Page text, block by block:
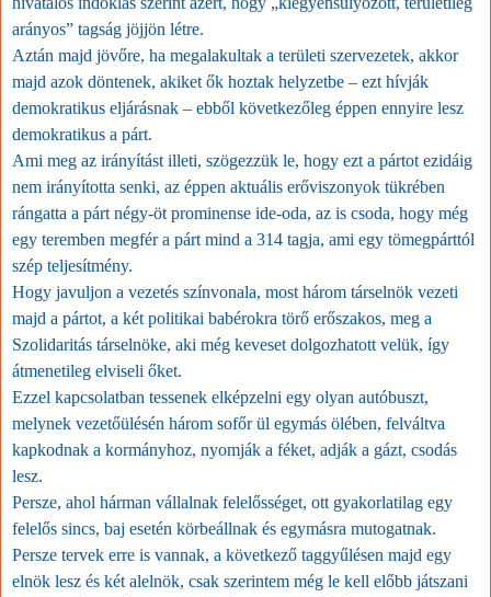
arányos” tagság jöjjön létre.
Aztán majd jövőre, ha megalakultak a területi szervezetek, akkor
majd azok döntenek, akiket ők hoztak helyzetbe – ezt hívják
demokratikus eljárásnak – ebből következőleg éppen ennyire lesz
demokratikus a párt.
Ami meg az irányítást illeti, szögezzük le, hogy ezt a pártot ezidáig
nem irányította senki, az éppen aktuális erőviszonyok tükrében
rángatta a párt négy-öt prominense ide-oda, az is csoda, hogy még
egy teremben megfér a párt mind a 314 tagja, ami egy tömegpárttól
szép teljesítmény.
Hogy javuljon a vezetés színvonala, most három társelnök vezeti
majd a pártot, a két politikai babérokra törő erőszakos, meg a
Szolidaritás társelnöke, aki még keveset dolgozhatott velük, így
átmenetileg elviseli őket.
Ezzel kapcsolatban tessenek elképzelni egy olyan autóbuszt,
melynek vezetőülésén három sofőr ül egymás ölében, felváltva
kapkodnak a kormányhoz, nyomják a féket, adják a gázt, csodás
lesz.
Persze, ahol hárman vállalnak felelősséget, ott gyakorlatilag egy
felelős sincs, baj esetén körbeállnak és egymásra mutogatnak.
Persze tervek erre is vannak, a következő taggyűlésen majd egy
elnök lesz és két alelnök, csak szerintem még le kell előbb játszani